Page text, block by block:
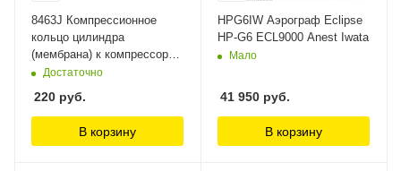
8463J Компрессионное
кольцо цилиндра
(мембрана) к компрессору
1204, 1209, 1211, 1214 Jas
Достаточно
220 руб.
В корзину
HPG6IW Аэрограф Eclipse
HP-G6 ECL9000 Anest Iwata
Мало
41 950 руб.
В корзину